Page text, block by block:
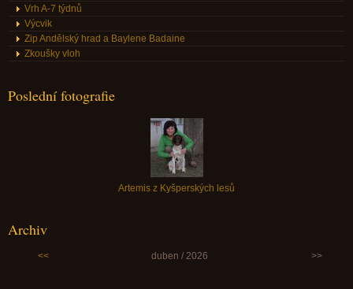
Vrh A-7 týdnů
Výcvik
Zip Andělský hrad a Baylene Badaine
Zkoušky vloh
Poslední fotografie
Artemis z Kyšperských lesů
Archiv
<< duben / 2026 >>